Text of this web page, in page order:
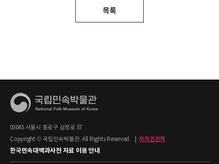
목록
03045 서울시 종로구 삼청로 37
Copyright © 국립민속박물관. All Rights Reserved.
저작권정책
한국민속대백과사전 자료 이용 안내